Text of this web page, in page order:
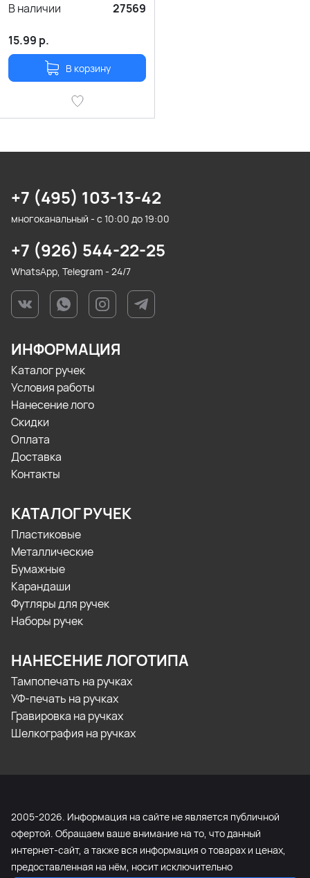
В наличии
27569
15.99 р.
В корзину
+7 (495) 103-13-42
многоканальный - с 10:00 до 19:00
+7 (926) 544-22-25
WhatsApp, Telegram - 24/7
ИНФОРМАЦИЯ
Каталог ручек
Условия работы
Нанесение лого
Скидки
Оплата
Доставка
Контакты
КАТАЛОГ РУЧЕК
Пластиковые
Металлические
Бумажные
Карандаши
Футляры для ручек
Наборы ручек
НАНЕСЕНИЕ ЛОГОТИПА
Тампопечать на ручках
УФ-печать на ручках
Гравировка на ручках
Шелкография на ручках
2005-2026. Информация на сайте не является публичной
офертой. Обращаем ваше внимание на то, что данный
интернет-сайт, а также вся информация о товарах и ценах,
предоставленная на нём, носит исключительно